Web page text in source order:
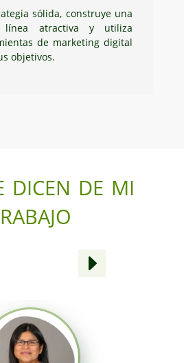
sólida, construye una
línea atractiva y utiliza
de marketing digital
objetivos.
de mi
E